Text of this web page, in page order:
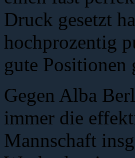
Druck gesetzt
hochprozentig
gute Positionen
Gegen Alba
immer die
Mannschaft